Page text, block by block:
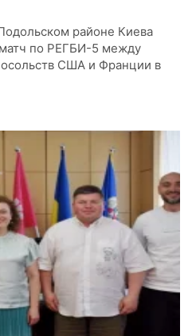
районе Киева
по РЕГБИ-5 между
США и Франции в